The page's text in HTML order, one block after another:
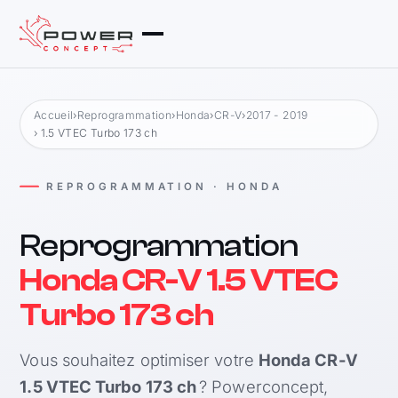
Accueil›Reprogrammation›Honda›CR-V›2017 - 2019
› 1.5 VTEC Turbo 173 ch
REPROGRAMMATION · HONDA
Reprogrammation
Honda CR-V 1.5 VTEC
Turbo 173 ch
Vous souhaitez optimiser votre Honda CR-V
1.5 VTEC Turbo 173 ch? Powerconcept,